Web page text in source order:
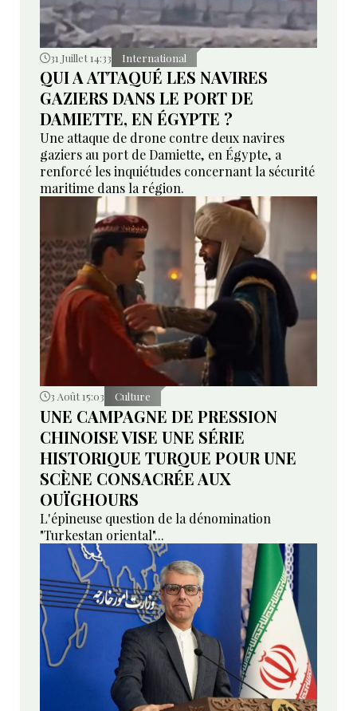
31 Juillet 14:33 International
QUI A ATTAQUÉ LES NAVIRES
GAZIERS DANS LE PORT DE
DAMIETTE, EN ÉGYPTE ?
Une attaque de drone contre deux navires
gaziers au port de Damiette, en Égypte, a
renforcé les inquiétudes concernant la sécurité
maritime dans la région.
3 Août 15:03 Culture
UNE CAMPAGNE DE PRESSION
CHINOISE VISE UNE SÉRIE
HISTORIQUE TURQUE POUR UNE
SCÈNE CONSACRÉE AUX
OUÏGHOURS
L'épineuse question de la dénomination
"Turkestan oriental"...